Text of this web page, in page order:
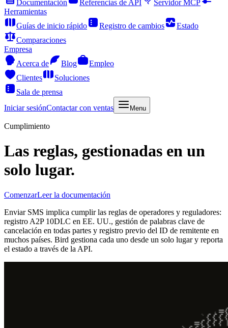
Documentación
Referencias de API
Servidor MCP
Herramientas
Guías de inicio rápido
Registro de cambios
Estado
Comparaciones
Empresa
Acerca de
Blog
Empleo
Clientes
Soluciones
Sala de prensa
Iniciar sesiónContactar con ventas Menu
Cumplimiento
Las reglas, gestionadas en un
solo lugar.
ComenzarLeer la documentación
Enviar SMS implica cumplir las reglas de operadores y reguladores:
registro A2P 10DLC en EE. UU., gestión de palabras clave de
cancelación en todas partes y registro previo del ID de remitente en
muchos países. Bird gestiona cada uno desde un solo lugar y reporta
el estado a través de la API.